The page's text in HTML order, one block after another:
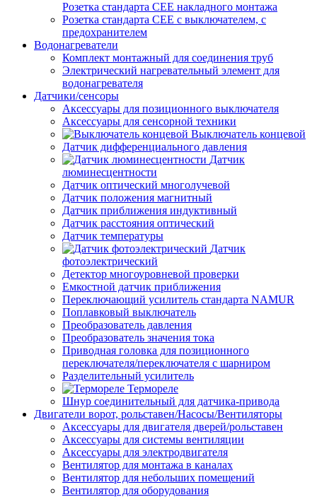
Розетка стандарта СЕЕ накладного монтажа
Розетка стандарта СЕЕ с выключателем, с
предохранителем
Водонагреватели
Комплект монтажный для соединения труб
Электрический нагревательный элемент для
водонагревателя
Датчики/сенсоры
Аксессуары для позиционного выключателя
Аксессуары для сенсорной техники
Выключатель концевой
Датчик дифференциального давления
Датчик
люминесцентности
Датчик оптический многолучевой
Датчик положения магнитный
Датчик приближения индуктивный
Датчик расстояния оптический
Датчик температуры
Датчик
фотоэлектрический
Детектор многоуровневой проверки
Емкостной датчик приближения
Переключающий усилитель стандарта NAMUR
Поплавковый выключатель
Преобразователь давления
Преобразователь значения тока
Приводная головка для позиционного
переключателя/переключателя с шарниром
Разделительный усилитель
Термореле
Шнур соединительный для датчика-привода
Двигатели ворот, рольставен/Насосы/Вентиляторы
Аксессуары для двигателя дверей/рольставен
Аксессуары для системы вентиляции
Аксессуары для электродвигателя
Вентилятор для монтажа в каналах
Вентилятор для небольших помещений
Вентилятор для оборудования